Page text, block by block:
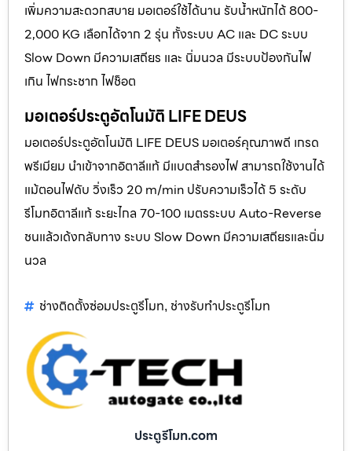
เพิ่มความสะดวกสบาย มอเตอร์ใช้ได้นาน รับน้ำหนักได้ 800-
2,000 KG เลือกได้จาก 2 รุ่น ทั้งระบบ AC และ DC ระบบ
Slow Down มีความเสถียร และ นิ่มนวล มีระบบป้องกันไฟ
เกิน ไฟกระชาก ไฟช็อต
มอเตอร์ประตูอัตโนมัติ LIFE DEUS
มอเตอร์ประตูอัตโนมัติ LIFE DEUS มอเตอร์คุณภาพดี เกรด
พรีเมียม นำเข้าจากอิตาลีแท้ มีแบตสำรองไฟ สามารถใช้งานได้
แม้ตอนไฟดับ วิ่งเร็ว 20 m/min ปรับความเร็วได้ 5 ระดับ
รีโมทอิตาลีแท้ ระยะไกล 70-100 เมตรระบบ Auto-Reverse
ชนแล้วเด้งกลับทาง ระบบ Slow Down มีความเสถียรและนิ่ม
นวล
ช่างติดตั้งซ่อมประตูรีโมท, ช่างรับทำประตูรีโมท
ประตูรีโมท.com